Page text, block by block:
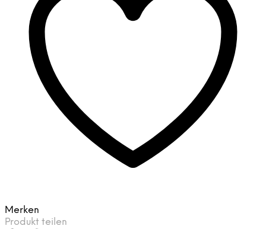
Merken
Produkt teilen